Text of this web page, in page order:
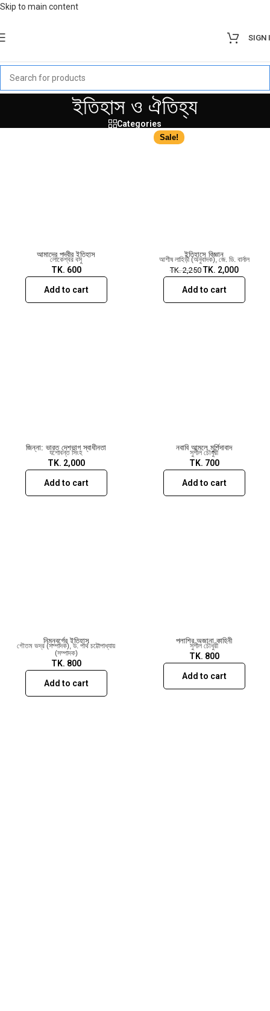
Skip to main content
SIGN
ইতিহাস ও ঐতিহ্য
Categories
আমাদের পদবীর ইতিহাস
লোকেশ্বর বসু
TK. 600
Add to cart
Sale!
ইতিহাসে বিজ্ঞান
আশীষ লাহিড়ী (অনুবাদক), জে. ডি. বার্নাল
TK.2,250 TK. 2,000
Add to cart
জিন্না: ভারত দেশভাগ স্বাধীনতা
যশোবন্ত সিংহ
TK. 2,000
Add to cart
নবাবি আমলে মুর্শিদাবাদ
সুশীল চৌধুরী
TK. 700
Add to cart
নিম্নবর্গের ইতিহাস
গৌতম ভদ্র (সম্পাদক),ড. পার্থ চট্টোপাধ্যায়
(সম্পাদক)
TK. 800
Add to cart
পলাশির অজানা কাহিনী
সুশীল চৌধুরী
TK. 800
Add to cart